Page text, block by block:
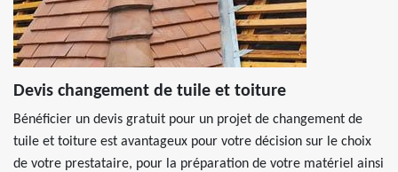
Devis changement de tuile et toiture
Bénéficier un devis gratuit pour un projet de changement de
tuile et toiture est avantageux pour votre décision sur le choix
de votre prestataire, pour la préparation de votre matériel ainsi